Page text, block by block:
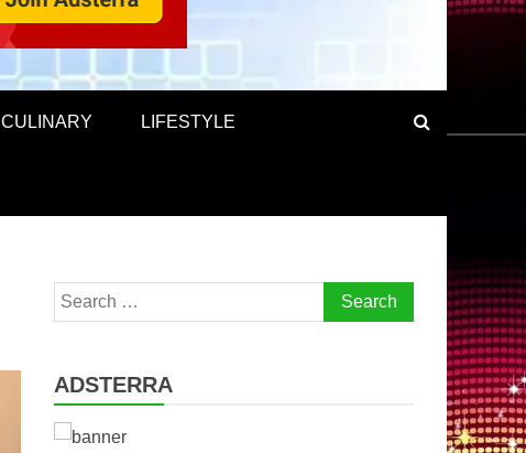
CULINARY LIFESTYLE
Search
for:
ADSTERRA